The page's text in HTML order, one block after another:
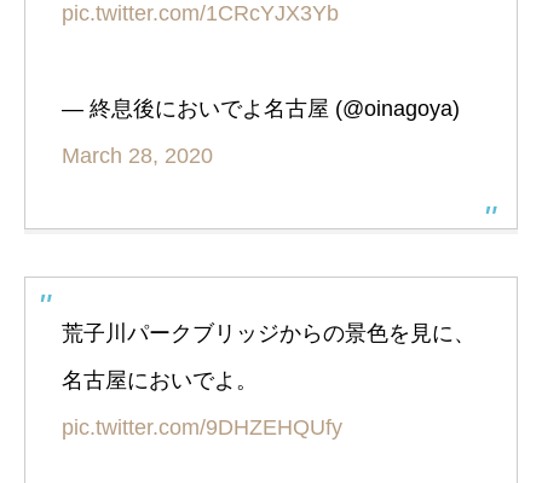
pic.twitter.com/1CRcYJX3Yb
— 終息後においでよ名古屋 (@oinagoya)
March 28, 2020
荒子川パークブリッジからの景色を見に、
名古屋においでよ。
pic.twitter.com/9DHZEHQUfy